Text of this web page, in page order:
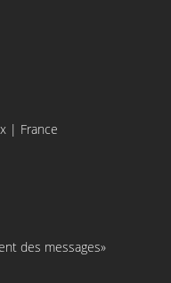
| France
des messages»